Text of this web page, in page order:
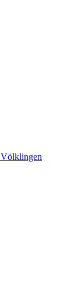
Völklingen